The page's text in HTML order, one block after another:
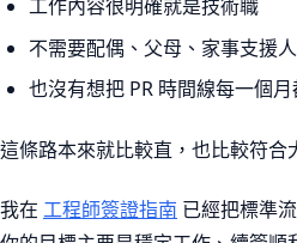
工作內容很明確就是技術職
不需要配偶、父母、家事支援
也沒有想把 PR 時間線每一個
這條路本來就比較直，也比較符合
我在 工程師簽證指南 已經把標準